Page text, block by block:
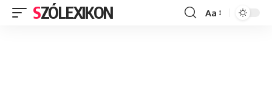
SZÓLEXIKON
Font
Aa